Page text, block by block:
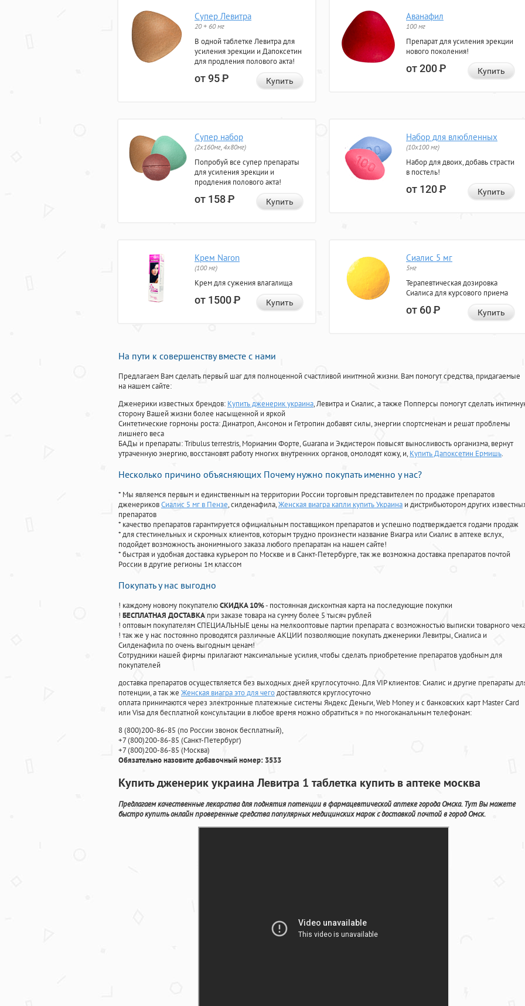
Супер Левитра
20 + 60 мг
В одной таблетке Левитра для
усиления эрекции и Дапоксетин
для продления полового акта!
от 95Р Купить
Аванафил
100 мг
Препарат для усиления эрекции
нового поколения!
от 200Р Купить
Супер набор
(2х160мг, 4х80мг)
Попробуй все супер препараты
для усиления эрекции и
продления полового акта!
от 158Р Купить
Набор для влюбленных
(10х100 мг)
Набор для двоих, добавь страсти
в постель!
от 120Р Купить
Крем Naron
(100 мг)
Крем для сужения влагалища
от 1500Р Купить
Сиалис 5 мг
5мг
Терапевтическая дозировка
Сиалиса для курсового приема
от 60Р Купить
На пути к совершенству вместе с нами
Предлагаем Вам сделать первый шаг для полноценной счастливой инитмной жизни. Вам помогут средства, придагаемые
на нашем сайте:
Дженерики известных брендов: Купить дженерик украина, Левитра и Сиалис, а также Попперсы помогут сделать
сторону Вашей жизни более насыщенной и яркой
Синтетические гормоны роста: Динатроп, Ансомон и Гетропин добавят силы, энергии спортсменам и решат проблемы
лишнего веса
БАДы и препараты:Tribulus terrestris, Мориамин Форте, Guarana и Экдистерон повысят выносливость организма, вернут
утраченную энергию, восстановят работу многих внутренних органов, омолодят кожу, и, Купить Дапоксетин Ермишь.
Несколько причино объясняющих Почему нужно покупать именно у нас?
* Мы являемся первым и единственным на территории России торговым представителем по продаже препаратов
дженериковСиалис 5 мг в Пензе, силденафила,Женская виагра капли купить Украина и дистрибьютором других
препаратов
* качество препаратов гарантируется официальным поставщиком препаратов и успешно подтверждается годами продаж
* для стестинельных и скромных клиентов, которым трудно произнести название Виагра или Сиалис в аптеке вслух,
подойдет возможность анонимныого заказа любого препаратан на нашем сайте!
* быстрая и удобная доставка курьером по Москве и в Санкт-Петербурге, так же возможна доставка препаратов почтой
России в другие регионы 1м классом
Покупать у нас выгодно
! каждому новому покупателюСКИДКА 10%- постоянная дисконтная карта на последующие покупки
! БЕСПЛАТНАЯ ДОСТАВКА при заказе товара на сумму более 5 тысяч рублей
! оптовым покупателям СПЕЦИАЛЬНЫЕ цены на мелкооптовые партии препарата с возможностью выписки товарного
! так же у нас постоянно проводятся различные АКЦИИ позволяющие покупать дженерики Левитры, Сиалиса и
Силденафила по очень выгодным ценам!
Cотрудники нашей фирмы прилагают максимальные усилия, чтобы сделать приобретение препаратов удобным для
покупателей
доставка препаратов осуществляется без выходных дней круглосуточно. Для VIP клиентов: Сиалис и другие препараты
потенции, а так же Женская виагра это для чегодоставляются круглосуточно
оплата принимаются через электронные платежные системы Яндекс Деньги, Web Money и с банковских карт Master Card
или Visa для бесплатной консультации в любое время можно обратиться» по многоканальным телефонам:
8(800)200-86-85 (по России звонок бесплатный),
+7(800)200-86-85 (Санкт-Петербург)
+7(800)200-86-85 (Москва)
Обязательно назовите добавочный номер: 3533
Купить дженерик украина Левитра 1 таблетка купить в аптеке москва
Предлагаем качественные лекарства для поднятия потенции в фармацевтической аптеке города Омска. Тут Вы можете
быстро купить онлайн проверенные средства популярных медицинских марок с доставкой почтой в город Омск.